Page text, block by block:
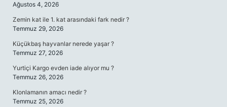
Ağustos 4, 2026
Zemin kat ile 1. kat arasındaki fark nedir ?
Temmuz 29, 2026
Küçükbaş hayvanlar nerede yaşar ?
Temmuz 27, 2026
Yurtiçi Kargo evden iade alıyor mu ?
Temmuz 26, 2026
Klonlamanın amacı nedir ?
Temmuz 25, 2026